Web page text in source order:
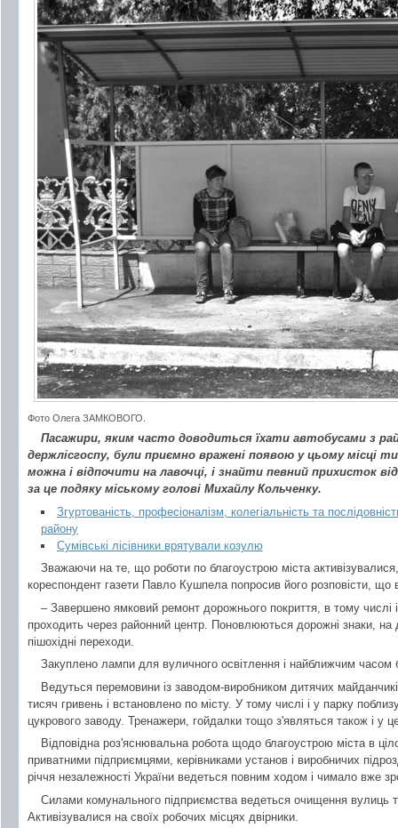
Фото Олега ЗАМКОВОГО.
Пасажири, яким часто доводиться їхати автобусами з
держлісгоспу, були приємно вражені появою у цьому місці
можна і відпочити на лавочці, і знайти певний прихисток
за це подяку міському голові Михайлу Кольченку.
Згуртованість, професіоналізм, колегіальність та
району
Сумівські лісівники врятували козулю
Зважаючи на те, що роботи по благоустрою міста активізувалися,
кореспондент газети Павло Кушпела попросив його розповісти,
– Завершено ямковий ремонт дорожнього покриття, в тому числі
проходить через районний центр. Поновлюються дорожні знаки,
пішохідні переходи.
Закуплено лампи для вуличного освітлення і найближчим часом
Ведуться перемовини із заводом-виробником дитячих
тисяч гривень і встановлено по місту. У тому числі і у парку
цукрового заводу. Тренажери, гойдалки тощо з'являться також і у
Відповідна роз'яснювальна робота щодо благоустрою міста в
приватними підприємцями, керівниками установ і виробничих
річчя незалежності України ведеться повним ходом і чимало вже
Силами комунального підприємства ведеться очищення вулиць
Активізувалися на своїх робочих місцях двірники.